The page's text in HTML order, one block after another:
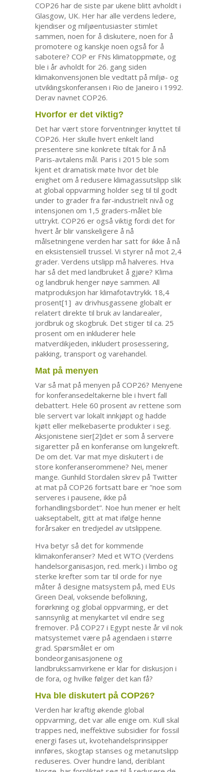
COP26 har de siste par ukene blitt avholdt i
Glasgow, UK. Her har alle verdens ledere,
kjendiser og miljøentusiaster stimlet
sammen, noen for å diskutere, noen for å
promotere og kanskje noen også for å
sabotere? COP er FNs klimatoppmøte, og
ble i år avholdt for 26. gang siden
klimakonvensjonen ble vedtatt på miljø- og
utviklingskonferansen i Rio de Janeiro i 1992.
Derav navnet COP26.
Hvorfor er det viktig?
Det har vært store forventninger knyttet til
COP26. Her skulle hvert enkelt land
presentere sine konkrete tiltak for å nå
Paris-avtalens mål. Paris i 2015 ble som
kjent et dramatisk møte hvor det ble
enighet om å redusere klimagassutslipp slik
at global oppvarming holder seg til til godt
under to grader fra før-industrielt nivå og
intensjonen om 1,5 graders-målet ble
uttrykt. COP26 er også viktig fordi det for
hvert år blir vanskeligere å nå
målsetningene verden har satt for ikke å nå
en eksistensiell trussel. Vi styrer nå mot 2,4
grader. Verdens utslipp må halveres. Hva
har så det med landbruket å gjøre? Klima
og landbruk henger nøye sammen. All
matproduksjon har klimafotavtrykk. 18,4
prosent[1] av drivhusgassene globalt er
relatert direkte til bruk av landarealer,
jordbruk og skogbruk. Det stiger til ca. 25
prosent om en inkluderer hele
matverdikjeden, inkludert prosessering,
pakking, transport og varehandel.
Mat på menyen
Var så mat på menyen på COP26? Menyene
for konferansedeltakerne ble i hvert fall
debattert. Hele 60 prosent av rettene som
ble servert var lokalt innkjøpt og hadde
kjøtt eller melkebaserte produkter i seg.
Aksjonistene sier[2]det er som å servere
sigaretter på en konferanse om lungekreft.
De om det. Var mat mye diskutert i de
store konferanserommene? Nei, mener
mange. Gunhild Stordalen skrev på Twitter
at mat på COP26 fortsatt bare er ”noe som
serveres i pausene, ikke på
forhandlingsbordet”. Noe hun mener er helt
uakseptabelt, gitt at mat ifølge henne
forårsaker en tredjedel av utslippene.
Hva betyr så det for kommende
klimakonferanser? Med et WTO (Verdens
handelsorganisasjon, red. merk.) i limbo og
sterke krefter som tar til orde for nye
måter å designe matsystem på, med EUs
Green Deal, voksende befolkning,
forørkning og global oppvarming, er det
sannsynlig at menykartet vil endre seg
fremover. På COP27 i Egypt neste år vil nok
matsystemet være på agendaen i større
grad. Spørsmålet er om
bondeorganisasjonene og
landbrukssamvirkene er klar for diskusjon i
de fora, og hvilke følger det kan få?
Hva ble diskutert på COP26?
Verden har kraftig økende global
oppvarming, det var alle enige om. Kull skal
trappes ned, ineffektive subsidier for fossil
energi fases ut, kvotehandelsprinsipper
innføres, skogtap stanses og metanutslipp
reduseres. Over hundre land, deriblant